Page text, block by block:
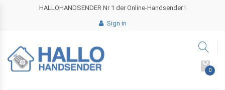
HALLOHANDSENDER Nr 1 der Online-Handsender !
Sign in
0